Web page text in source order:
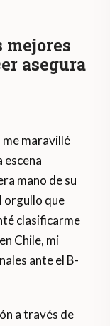
mejores
asegura
maravillé
escena
mano de su
orgullo que
clasificarme
Chile, mi
ante el B-
a través de